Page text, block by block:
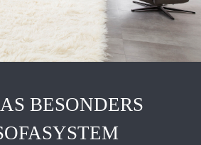
BESONDERS